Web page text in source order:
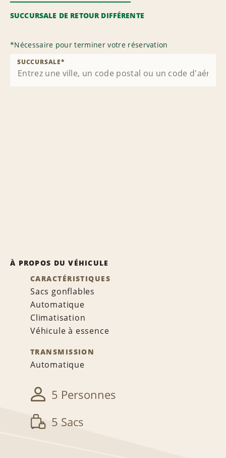
SUCCURSALE DE RETOUR DIFFÉRENTE
*Nécessaire pour terminer votre réservation
SUCCURSALE*
À PROPOS DU VÉHICULE
CARACTÉRISTIQUES
Sacs gonflables
Automatique
Climatisation
Véhicule à essence
TRANSMISSION
Automatique
5 Personnes
5 Sacs